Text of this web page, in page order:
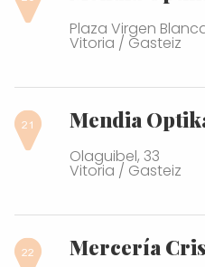
Plaza Virgen
Vitoria / Gasteiz
Mendia
Olaguibel, 33
Vitoria / Gasteiz
Mercería Cris